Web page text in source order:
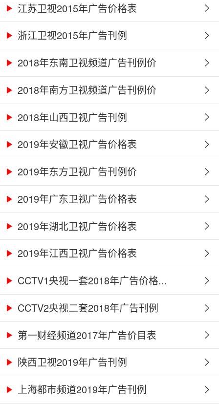
江苏卫视2015年广告价格表
浙江卫视2015年广告刊例
2018年东南卫视频道广告刊例价
2018年南方卫视频道广告刊例价
2018年山西卫视广告刊例
2019年安徽卫视广告价格表
2019年东方卫视广告刊例价
2019年广东卫视广告价格表
2019年湖北卫视广告价格表
2019年江西卫视广告价格表
CCTV1央视一套2018年广告价格...
CCTV2央视二套2018年广告刊例
第一财经频道2017年广告价目表
陕西卫视2019年广告刊例
上海都市频道2019年广告刊例